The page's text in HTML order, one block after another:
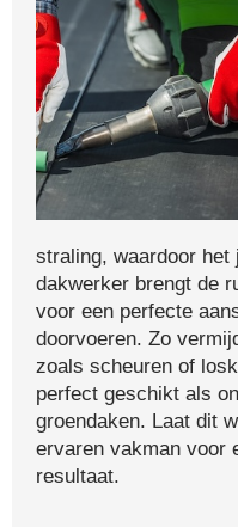
straling, waardoor
dakwerker brengt de
voor een perfecte
doorvoeren. Zo
zoals scheuren of
perfect geschikt als
groendaken. Laat dit
ervaren vakman voor
resultaat.